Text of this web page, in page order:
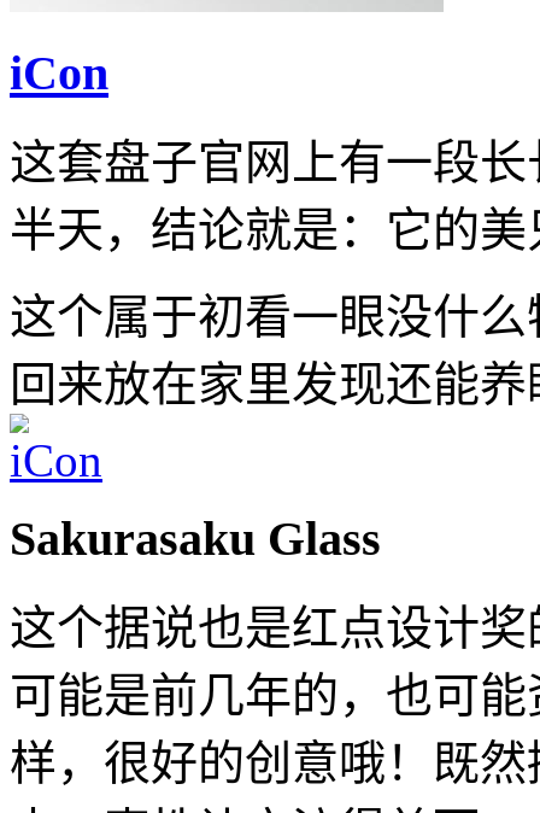
iCon
这套盘子官网上有一段
半天，结论就是：它的
这个属于初看一眼没什
回来放在家里发现还能
Sakurasaku Glass
这个据说也是红点设计
可能是前几年的，也可
样，很好的创意哦！既